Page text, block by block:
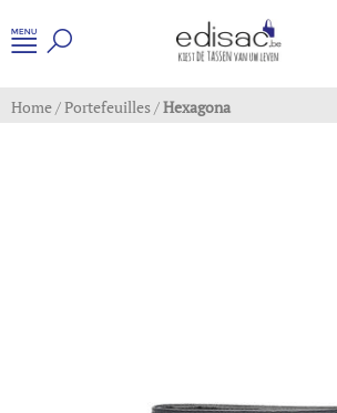
Home/Portefeuilles/Hexagona